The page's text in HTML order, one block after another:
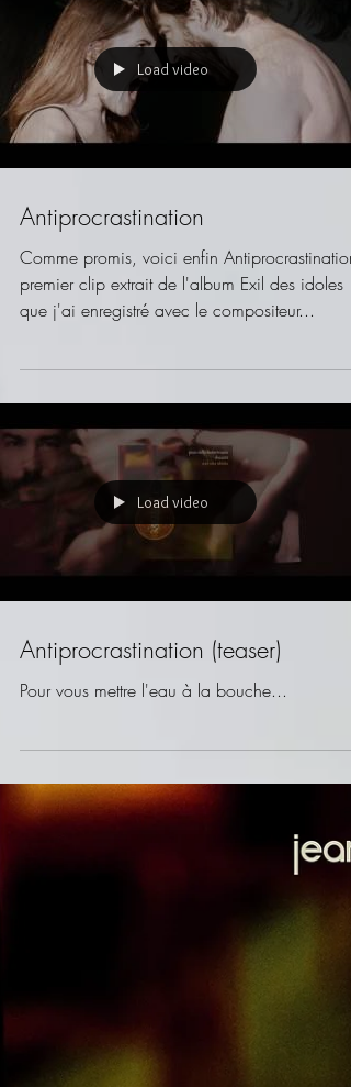
Load video
Antiprocrastination
Comme promis, voici enfin Antiprocrastination,
premier clip extrait de l'album Exil des idoles
que j'ai enregistré avec le compositeur...
Load video
Antiprocrastination (teaser)
Pour vous mettre l'eau à la bouche...